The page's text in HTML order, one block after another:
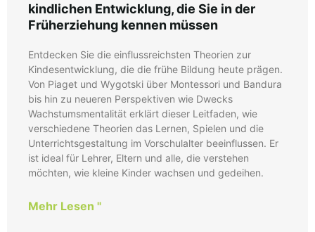
kindlichen Entwicklung, die Sie in der
Früherziehung kennen müssen
Entdecken Sie die einflussreichsten Theorien zur
Kindesentwicklung, die die frühe Bildung heute prägen.
Von Piaget und Wygotski über Montessori und Bandura
bis hin zu neueren Perspektiven wie Dwecks
Wachstumsmentalität erklärt dieser Leitfaden, wie
verschiedene Theorien das Lernen, Spielen und die
Unterrichtsgestaltung im Vorschulalter beeinflussen. Er
ist ideal für Lehrer, Eltern und alle, die verstehen
möchten, wie kleine Kinder wachsen und gedeihen.
Mehr Lesen "